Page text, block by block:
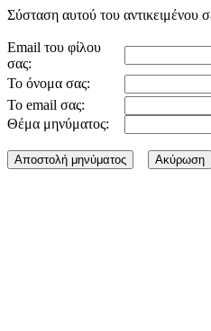
Σύσταση αυτού του αντικειμένου
Email του φίλου
σας:
Το όνομα σας:
Το email σας:
Θέμα μηνύματος: